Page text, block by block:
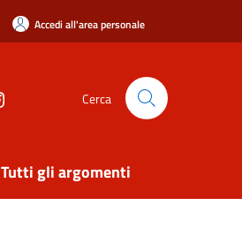
Accedi all'area personale
Cerca
Tutti gli argomenti